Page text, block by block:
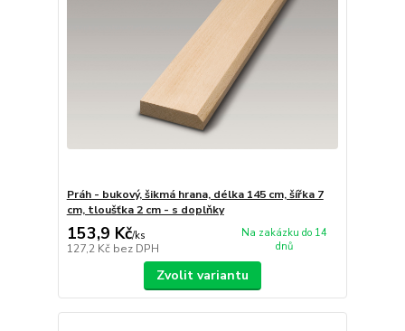
Práh - bukový, šikmá hrana, délka 145 cm, šířka 7
cm, tloušťka 2 cm - s doplňky
153,9 Kč/ks
127,2 Kč bez DPH
Na zakázku do 14
dnů
Zvolit variantu